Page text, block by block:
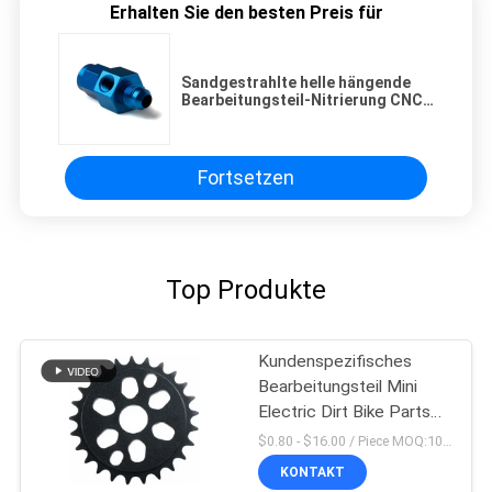
Erhalten Sie den besten Preis für
Sandgestrahlte helle hängende
Bearbeitungsteil-Nitrierung CNC,
Fortsetzen
Top Produkte
Kundenspezifisches
Bearbeitungsteil Mini
Electric Dirt Bike Parts
Soem Cnc
$0.80 - $16.00 / Piece MOQ:10 Stücke
KONTAKT